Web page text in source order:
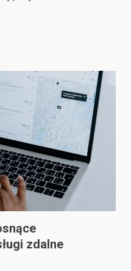
zdalne